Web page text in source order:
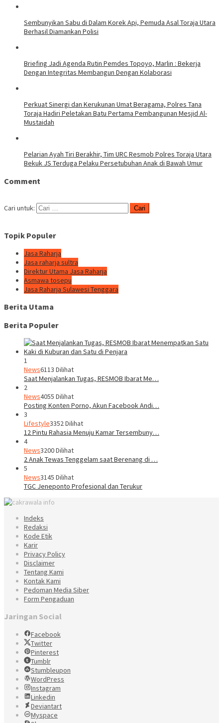
Sembunyikan Sabu di Dalam Korek Api, Pemuda Asal Toraja Utara
Berhasil Diamankan Polisi
Briefing Jadi Agenda Rutin Pemdes Topoyo, Marlin : Bekerja
Dengan Integritas Membangun Dengan Kolaborasi
Perkuat Sinergi dan Kerukunan Umat Beragama, Polres Tana
Toraja Hadiri Peletakan Batu Pertama Pembangunan Mesjid Al-
Mustaidah
Pelarian Ayah Tiri Berakhir, Tim URC Resmob Polres Toraja Utara
Bekuk JS Terduga Pelaku Persetubuhan Anak di Bawah Umur
Comment
Cari untuk:
Topik Populer
Jasa Raharja
Jasa raharja sultra
Direktur Utama Jasa Raharja
Asmawa tosepu
Jasa Raharja Sulawesi Tenggara
Berita Utama
Berita Populer
1
News6113 Dilihat
Saat Menjalankan Tugas, RESMOB Ibarat Me…
2
News4055 Dilihat
Posting Konten Porno, Akun Facebook Andi…
3
Lifestyle3352 Dilihat
12 Pintu Rahasia Menuju Kamar Tersembuny…
4
News3200 Dilihat
2 Anak Tewas Tenggelam saat Berenang di …
5
News3145 Dilihat
TGC Jeneponto Profesional dan Terukur
Indeks
Redaksi
Kode Etik
Karir
Privacy Policy
Disclaimer
Tentang Kami
Kontak Kami
Pedoman Media Siber
Form Pengaduan
Jaringan Social
Facebook
Twitter
Pinterest
Tumblr
Stumbleupon
WordPress
Instagram
Linkedin
Deviantart
Myspace